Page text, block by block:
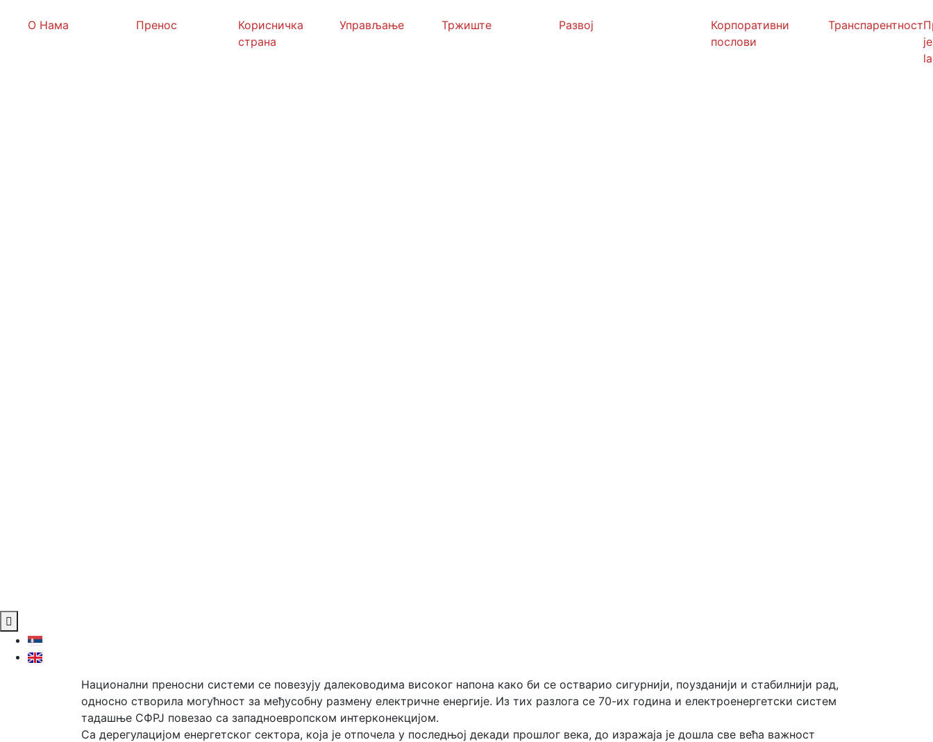
О Нама Пренос
Корисничка
страна
Управљање Тржиште Развој
Корпоративни
послови
Транспарентност
Хамбургер Тоггле Мену
Национални преносни системи се повезују далеководима високог напона како би се остварио сигурнији, поузданији и стабилнији рад,
односно створила могућност за међусобну размену електричне енергије. Из тих разлога се 70-их година и електроенергетски систем
тадашње СФРЈ повезао са западноевропском интерконекцијом.
Са дерегулацијом енергетског сектора, која је отпочела у последњој декади прошлог века, до изражаја је дошла све већа важност